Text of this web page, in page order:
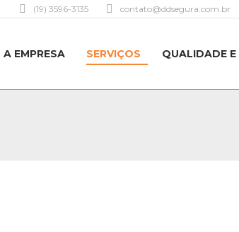
(19) 3596-3135 contato@ddsegura.com.br
A EMPRESA SERVIÇOS QUALIDADE